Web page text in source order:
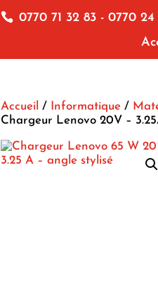
0770 71 32 83 - 0770
Accueil / Informatique/
Chargeur Lenovo 20V –